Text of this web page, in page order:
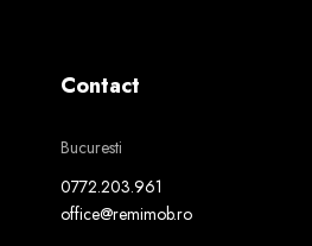
Contact
Bucuresti
0772.203.961
office@remimob.ro